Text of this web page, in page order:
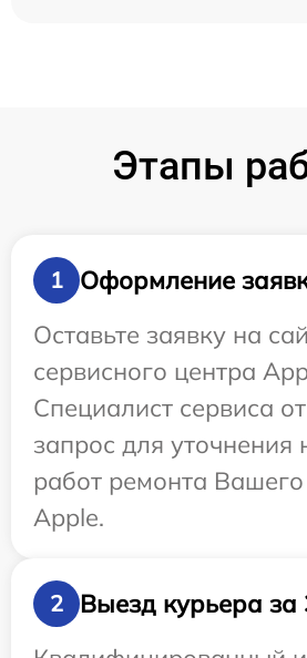
Этапы
1
Оформление
Оставьте заявку на
сервисного центра
Специалист сервиса
запрос для
работ ремонта Вашего
Apple.
2
Выезд курьера за